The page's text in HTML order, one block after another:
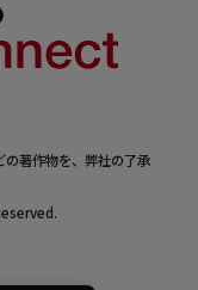
の著作物を、弊社の了承